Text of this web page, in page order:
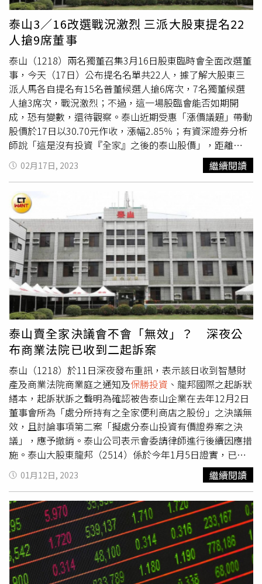
決議方法之瑕疵，提起訴訟以為救濟。
分別給付予街口金融公司與Dorian公司，特別提醒街口金融
及Dorian公司之往來金融行庫，務請嚴加審核與該等公司之
資金往來，尤其街口金融公司突然取得高達22億之資金，又
涉及非法無效之交易，金融行庫自應加倍留意，善盡銀行防
範不法交易等職責，以避免無謂之法律責任。
泰山3／16改選戰況激烈 三派大股東提名22
人搶9席董事
泰山（1218）兩名獨董召集3月16日股東臨時會全面改選董
事，今天（17日）公布提名名單共22人，據了解大股東三
派人馬各自提名有15名普董候選人搶6席次，7名獨董候選
人搶3席次，戰況激烈；不過，這一場股臨會能否如期開
成，恐有變數，還待觀察。泰山近期受惠「漲價議題」帶動
股價於17日以30.70元作收，漲幅2.85％；有資深證券分析
師說「這是沒有投資『全家』之後的泰山股價」，距離
2022年11月30日股價高點47元相差近7元。根據龍邦今年1
月公告對泰山持股已達48.8％，詹家整體持股約三成左右，
目前董事提名22人名單中，以現任泰山董事長詹景超為主的
足額提名9席董事（6席普董、3席獨董），普董提名人為詹
景超、陳諾樺，鴻強投資提名詹皓鈞、王添盛，另有詹凱
閔、詹謹鴻等家族成員；獨董提名人則為顧啟東、黃慧萍、
范國華等三人皆為律師背景。龍邦為首大股東同樣足額提名
9席董事（6席普董、3席獨董），普董提名人包括旗下保勝
投資提名泰山現任董事劉偉龍、韓泰生、律師劉煌基、國寶
服務董事長湯順甄、瑞助營造總經理徐美玉、龍邦副總李淑
惠等6席董事候選人；獨董提名人則為杜英達、吳臾夢、蕭
勝賢。前泰山副董詹晉嘉則提名4席董事（3席普董、1席獨
董），董事提名人為詹晉嘉、詹家綺與曼都國際董事袁孝
椿，獨董提名人為陳威宇。不過，3月16日股臨會是否能如
期召開並全面改選董事，還要觀察三件事件的後續發展，一
為商業智慧法院預計下周開庭審理泰山提出禁止召集股臨會
假處分聲請。二為金管會證期局2月13日行文陳敏薰，以其
1月17日擔任泰山審計委員會主席卻遲至10日才以電子檔轉
知各董事開會，違反公開發行公司審計委員會行使職權辦法
第7條第2項的「應於7天前通知」規定，已要求陳敏薰應在
公文收到起7天內提出說明，否則將依法開罰。再者還有泰
山2021年才透過股臨會改選董事，董事會任期其實尚未屆
滿，投保中心對此也去函泰山詢問召集3月16日股臨會的必
要性，依公司法第220條規定，召集股東會須考量公司利益
及召集的必要性，董事須盡善良管理人的應盡義務，因此要
求泰山需在股東會說明。
02月17日, 2023 繼續閱讀
泰山賣全家決議會不會「無效」？ 深夜公
布商業法院已收到二起訴案
泰山（1218）於11日深夜發布重訊，表示該日收到智慧財
產及商業法院商業庭之通知及保勝投資 、龍邦國際之起訴狀
繕本，起訴狀訴之聲明為確認被告泰山企業在去年12月2日
董事會所為「處分所持有之全家便利商店之股份」之決議無
效，且討論事項第二案「擬處分泰山投資有價證券案之決
議」，應予撤銷。泰山公司表示會委請律師進行後續因應措
施。泰山大股東龍邦（2514）係於今年1月5日證實，已向
商業法院提起確認處分全家公司股票的董事會決議無效之
訴，並將請獨立董事依法召集審計委員會決議召開泰山公司
股東臨時會，全面改選董事。這也是龍邦正式丟題給身為泰
山審計委員會召集人、獨董陳敏薰的一道難題，並為先行
「光洋科條款」證交法修法案之舉，市場解讀為尋求股臨會
召開的正當性。由於該案件在今年1月3日遭台灣證交所於以
泰山違反內部控制制度及重大訊息申報規定，開罰200萬
元，創下證交所對上市公司罰款的最高紀錄，至於在民事契
01月12日, 2023 繼續閱讀